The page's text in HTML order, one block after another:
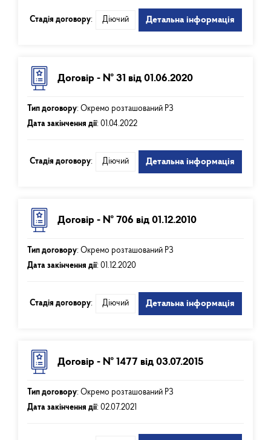
Стадія договору: Діючий Детальна інформація
Договір - № 31 від 01.06.2020
Тип договору: Окремо розташований РЗ
Дата закінчення дії: 01.04.2022
Стадія договору: Діючий Детальна інформація
Договір - № 706 від 01.12.2010
Тип договору: Окремо розташований РЗ
Дата закінчення дії: 01.12.2020
Стадія договору: Діючий Детальна інформація
Договір - № 1477 від 03.07.2015
Тип договору: Окремо розташований РЗ
Дата закінчення дії: 02.07.2021